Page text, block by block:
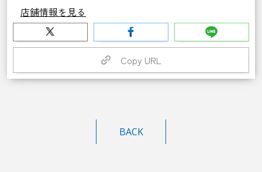
店舗情報を見る
Copy URL
BACK